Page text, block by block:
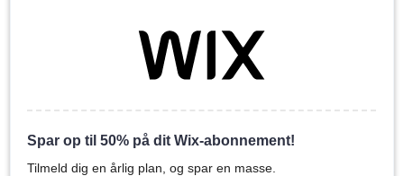
Spar op til 50% på dit Wix-abonnement!
Tilmeld dig en årlig plan, og spar en masse.